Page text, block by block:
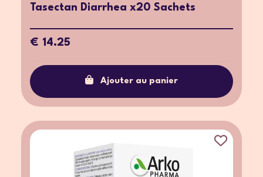
Tasectan Diarrhea x20 Sachets
€ 14.25
Ajouter au panier